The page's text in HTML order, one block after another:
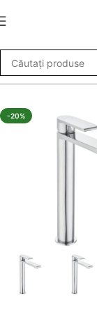
»Baterie
-20%